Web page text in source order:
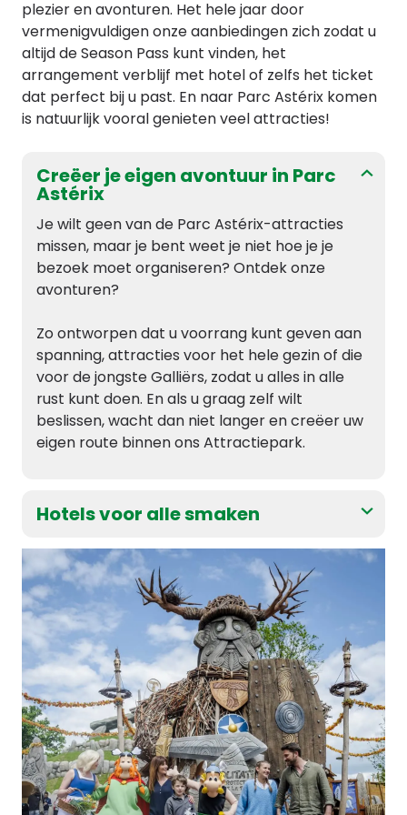
plezier en avonturen. Het hele jaar door
vermenigvuldigen onze aanbiedingen zich zodat u
altijd de Season Pass kunt vinden, het
arrangement verblijf met hotel of zelfs het ticket
dat perfect bij u past. En naar Parc Astérix komen
is natuurlijk vooral genieten veel attracties!
Creëer je eigen avontuur in Parc
Astérix
Je wilt geen van de Parc Astérix-attracties
missen, maar je bent weet je niet hoe je je
bezoek moet organiseren? Ontdek onze
avonturen?
Zo ontworpen dat u voorrang kunt geven aan
spanning, attracties voor het hele gezin of die
voor de jongste Galliërs, zodat u alles in alle
rust kunt doen. En als u graag zelf wilt
beslissen, wacht dan niet langer en creëer uw
eigen route binnen ons Attractiepark.
Hotels voor alle smaken
Na zoveel gelach en ontdekkingen durven we
te wedden dat jonge en oude Galliërs staan ​​te
popelen om te genieten van een lange
nachtrust. Om dit te doen, bieden wij u onze
hotels La Cité Suspendue, .Les Quais de Lutèce
en Les Trois Hiboux aan.
Drie- en viersterrenhotels, ze hebben
allemaal specifieke kenmerken om het hele
gezin te bekoren. Een verblijf midden in het
bos, een feestelijke tussenstop in het hart van
de oude stad of zelfs een ideaal etablissement
voor de allerkleinsten: met onze huidige